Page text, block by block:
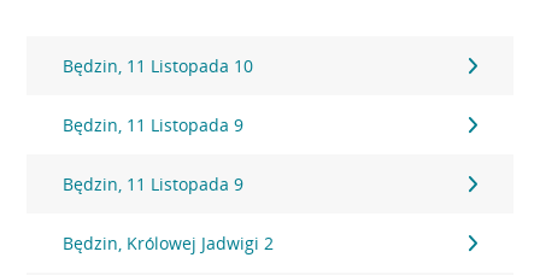
Będzin, 11 Listopada 10
Będzin, 11 Listopada 9
Będzin, 11 Listopada 9
Będzin, Królowej Jadwigi 2